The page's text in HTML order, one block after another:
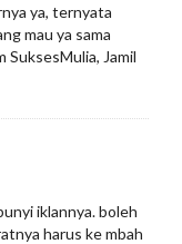
ya, ternyata
mau ya sama
Jamil
iklannya. boleh
harus ke mbah